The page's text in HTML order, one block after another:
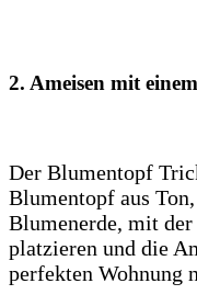
2. Ameisen mit
Der Blumentopf
Blumentopf aus
Blumenerde, mit
platzieren und die
perfekten Wohnung